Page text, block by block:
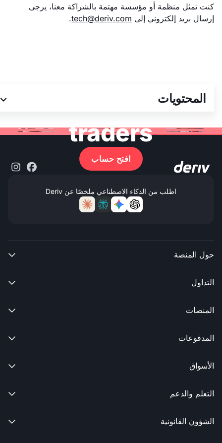
كنت تمثل منظمة أو مؤسسة مهتمة بالشراكة معنا، يرجى
إرسال بريد إلكتروني إلى tech@deriv.com
.
المحتويات
Join 3M+ global
traders
افتح حساب
اطلب من الذكاء الاصطناعي ملخصًا عن Deriv
حول المنصة 
التداول 
المنصات 
المدفوعات 
الأسواق 
التعلم والدعم 
الشؤون القانونية 